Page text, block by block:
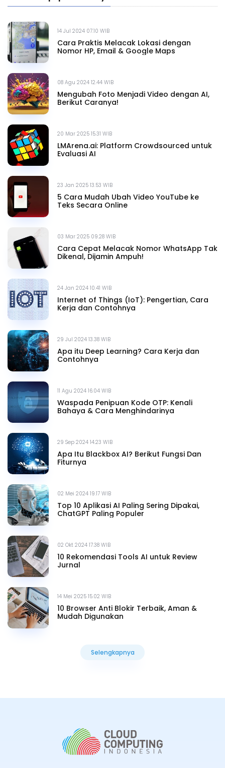
14 Jul 2024 07.10 WIB
Cara Praktis Melacak Lokasi dengan
Nomor HP, Email & Google Maps
08 Agu 2024 12.44 WIB
Mengubah Foto Menjadi Video dengan AI,
Berikut Caranya!
20 Mar 2025 15.31 WIB
LMArena.ai: Platform Crowdsourced untuk
Evaluasi AI
23 Jan 2025 13.53 WIB
5 Cara Mudah Ubah Video YouTube ke
Teks Secara Online
03 Mar 2025 09.28 WIB
Cara Cepat Melacak Nomor WhatsApp Tak
Dikenal, Dijamin Ampuh!
24 Jan 2024 10.41 WIB
Internet of Things (IoT): Pengertian, Cara
Kerja dan Contohnya
29 Jul 2024 13.38 WIB
Apa itu Deep Learning? Cara Kerja dan
Contohnya
11 Agu 2024 16.04 WIB
Waspada Penipuan Kode OTP: Kenali
Bahaya & Cara Menghindarinya
29 Sep 2024 14.23 WIB
Apa Itu Blackbox AI? Berikut Fungsi Dan
Fiturnya
02 Mei 2024 19.17 WIB
Top 10 Aplikasi AI Paling Sering Dipakai,
ChatGPT Paling Populer
02 Okt 2024 17.38 WIB
10 Rekomendasi Tools AI untuk Review
Jurnal
14 Mei 2025 15.02 WIB
10 Browser Anti Blokir Terbaik, Aman &
Mudah Digunakan
Selengkapnya